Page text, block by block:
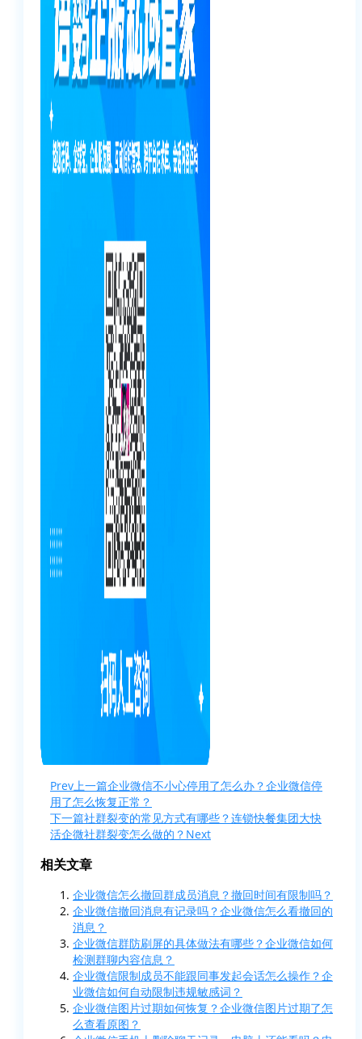
Prev上一篇企业微信不小心停用了怎么办？企业微信停
用了怎么恢复正常？
下一篇社群裂变的常见方式有哪些？连锁快餐集团大快
活企微社群裂变怎么做的？ Next
相关文章
企业微信怎么撤回群成员消息？撤回时间有限制吗？
企业微信撤回消息有记录吗？企业微信怎么看撤回的
消息？
企业微信群防刷屏的具体做法有哪些？企业微信如何
检测群聊内容信息？
企业微信限制成员不能跟同事发起会话怎么操作？企
业微信如何自动限制违规敏感词？
企业微信图片过期如何恢复？企业微信图片过期了怎
么查看原图？